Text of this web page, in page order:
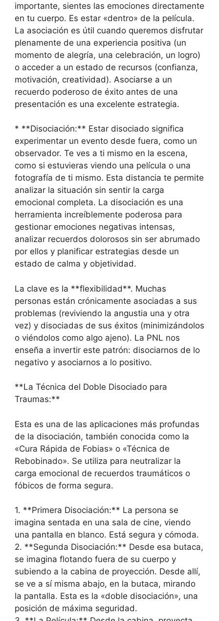
importante, sientes las emociones directamente
en tu cuerpo. Es estar «dentro» de la película.
La asociación es útil cuando queremos disfrutar
plenamente de una experiencia positiva (un
momento de alegría, una celebración, un logro)
o acceder a un estado de recursos (confianza,
motivación, creatividad). Asociarse a un
recuerdo poderoso de éxito antes de una
presentación es una excelente estrategia.
* **Disociación:** Estar disociado significa
experimentar un evento desde fuera, como un
observador. Te ves a ti mismo en la escena,
como si estuvieras viendo una película o una
fotografía de ti mismo. Esta distancia te permite
analizar la situación sin sentir la carga
emocional completa. La disociación es una
herramienta increíblemente poderosa para
gestionar emociones negativas intensas,
analizar recuerdos dolorosos sin ser abrumado
por ellos y planificar estrategias desde un
estado de calma y objetividad.
La clave es la **flexibilidad**. Muchas
personas están crónicamente asociadas a sus
problemas (reviviendo la angustia una y otra
vez) y disociadas de sus éxitos (minimizándolos
o viéndolos como algo ajeno). La PNL nos
enseña a invertir este patrón: disociarnos de lo
negativo y asociarnos a lo positivo.
**La Técnica del Doble Disociado para
Traumas:**
Esta es una de las aplicaciones más profundas
de la disociación, también conocida como la
«Cura Rápida de Fobias» o «Técnica de
Rebobinado». Se utiliza para neutralizar la
carga emocional de recuerdos traumáticos o
fóbicos de forma segura.
1. **Primera Disociación:** La persona se
imagina sentada en una sala de cine, viendo
una pantalla en blanco. Está segura y cómoda.
2. **Segunda Disociación:** Desde esa butaca,
se imagina flotando fuera de su cuerpo y
subiendo a la cabina de proyección. Desde allí,
se ve a sí misma abajo, en la butaca, mirando
la pantalla. Esta es la «doble disociación», una
posición de máxima seguridad.